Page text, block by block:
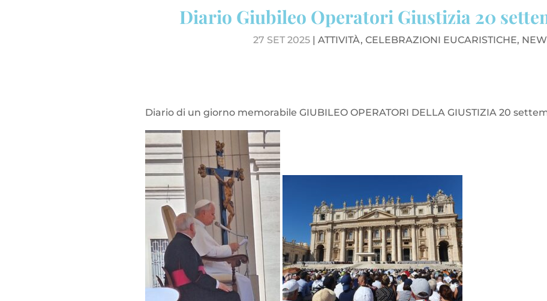
Diario Giubileo Operatori Giustizia 20
27 SET 2025 | ATTIVITÀ, CELEBRAZIONI EUCARISTICHE,
Diario di un giorno memorabile GIUBILEO OPERATORI DELLA GIUSTIZIA 20